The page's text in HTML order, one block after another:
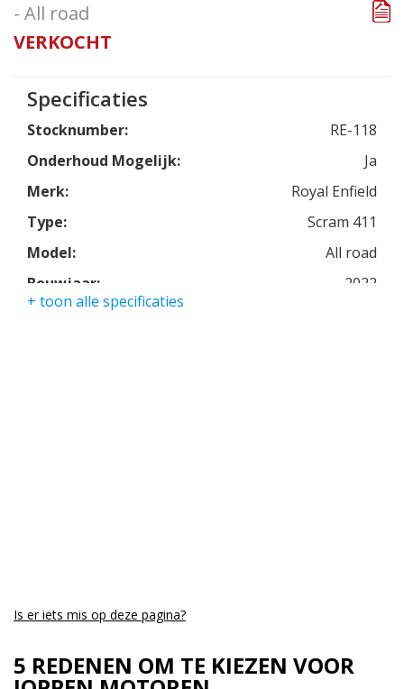
- All road
VERKOCHT
Specificaties
Stocknumber:
RE-118
Onderhoud Mogelijk:
Ja
Merk:
Royal Enfield
Type:
Scram 411
Model:
All road
Bouwjaar:
2022
+ toon alle specificaties
Is er iets mis op deze pagina?
5 REDENEN OM TE KIEZEN VOOR